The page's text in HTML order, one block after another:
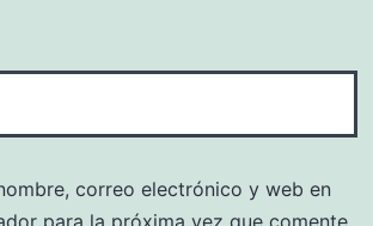
correo electrónico y web en
para la próxima vez que comente.